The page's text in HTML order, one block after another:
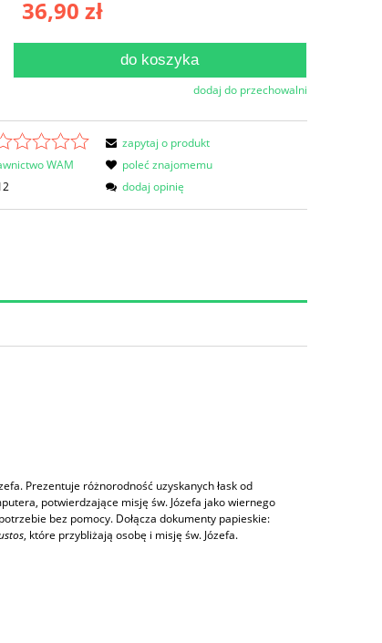
36,90 zł
do koszyka
dodaj do przechowalni
WAM
zapytaj o produkt
poleć znajomemu
dodaj opinię
Prezentuje różnorodność uzyskanych łask od
potwierdzające misję św. Józefa jako wiernego
bez pomocy. Dołącza dokumenty papieskie:
, które przybliżają osobę i misję św. Józefa.